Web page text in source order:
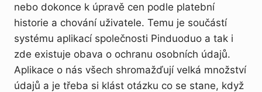
nebo dokonce k úpravě cen podle platební
historie a chování uživatele. Temu je součástí
systému aplikací společnosti Pinduoduo a tak i
zde existuje obava o ochranu osobních údajů.
Aplikace o nás všech shromažďují velká množství
údajů a je třeba si klást otázku co se stane, když